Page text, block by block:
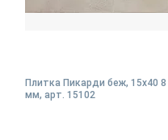
Плитка Пикарди беж, 15x40 8
мм, арт. 15102